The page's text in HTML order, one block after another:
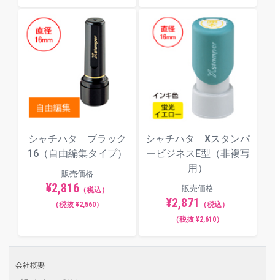
シャチハタ ブラック
16（自由編集タイプ）
販売価格
¥2,816 （税込）
（税抜 ¥2,560）
シャチハタ Xスタンパ
ービジネスE型（非複写
用）
販売価格
¥2,871
（税込）
（税抜 ¥2,610）
会社概要